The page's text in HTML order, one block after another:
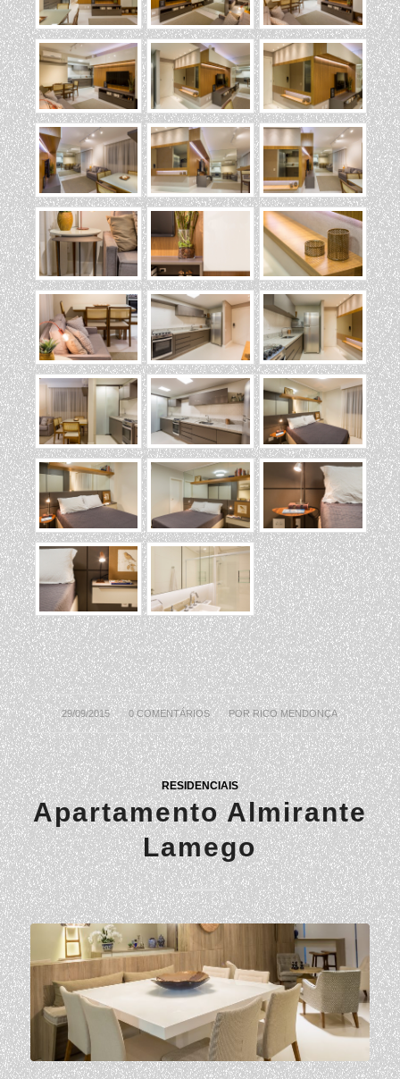
29/09/2015
/ 0 COMENTÁRIOS
/ PORRICO MENDONÇA
RESIDENCIAIS
Apartamento Almirante
Lamego